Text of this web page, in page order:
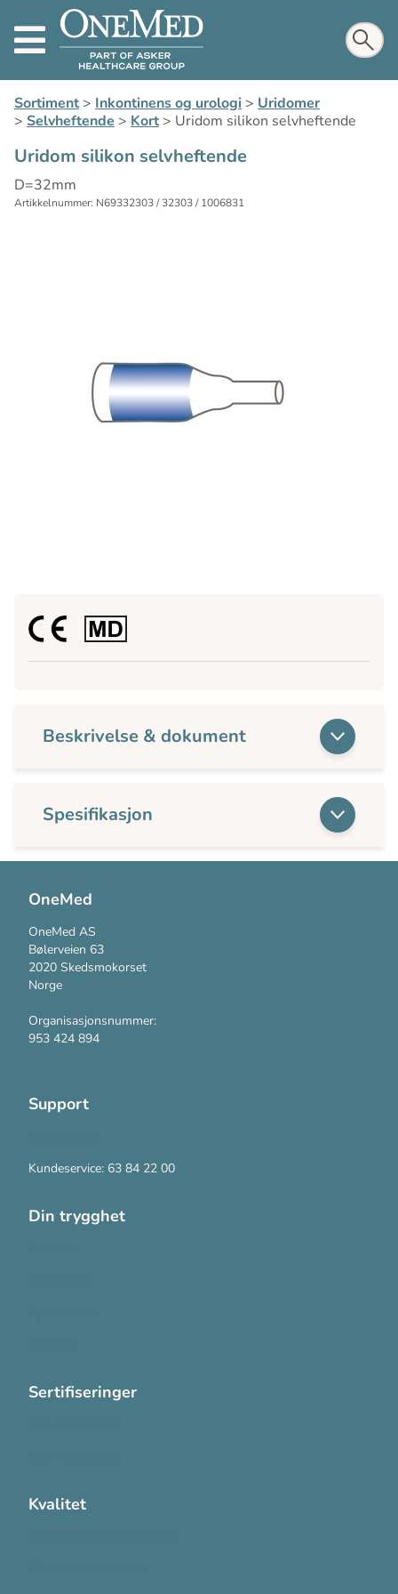
Sortiment> Inkontinens og urologi> Uridomer
> Selvheftende > Kort> Uridom silikon selvheftende
Uridom silikon selvheftende
D=32mm
Artikkelnummer: N69332303 / 32303 / 1006831
Beskrivelse & dokument
Spesifikasjon
OneMed
OneMed AS
Bølerveien 63
2020 Skedsmokorset
Norge
Organisasjonsnummer:
953 424 894
Support
Kundeservice: 63 84 22 00
Din trygghet
Sertifiseringer
Kvalitet